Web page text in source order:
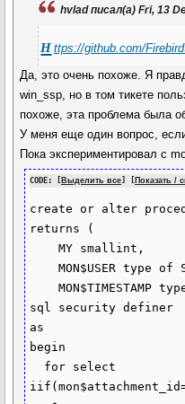
hvlad писал(а) Fri, 13
h ttps://github.com/
Да, это очень похоже. Я
win_ssp, но в том тикете
похоже, эта проблема была
У меня еще один вопрос,
Пока экспериментировал с
CODE: [ Выделить все] [ Показать /
create or alter
returns (
sql security definer
as
begin